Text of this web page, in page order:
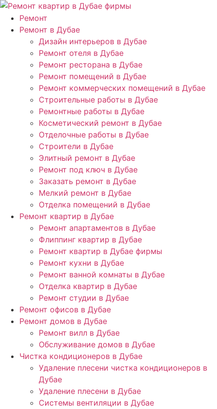
Ремонт
Ремонт в Дубае
Дизайн интерьеров в Дубае
Ремонт отеля в Дубае
Ремонт ресторана в Дубае
Ремонт помещений в Дубае
Ремонт коммерческих помещений в Дубае
Строительные работы в Дубае
Ремонтные работы в Дубае
Косметический ремонт в Дубае
Отделочные работы в Дубае
Строители в Дубае
Элитный ремонт в Дубае
Ремонт под ключ в Дубае
Заказать ремонт в Дубае
Мелкий ремонт в Дубае
Отделка помещений в Дубае
Ремонт квартир в Дубае
Ремонт апартаментов в Дубае
Флиппинг квартир в Дубае
Ремонт квартир в Дубае фирмы
Ремонт кухни в Дубае
Ремонт ванной комнаты в Дубае
Отделка квартир в Дубае
Ремонт студии в Дубае
Ремонт офисов в Дубае
Ремонт домов в Дубае
Ремонт вилл в Дубае
Обслуживание домов в Дубае
Чистка кондиционеров в Дубае
Удаление плесени чистка кондиционеров в
Дубае
Удаление плесени в Дубае
Системы вентиляции в Дубае